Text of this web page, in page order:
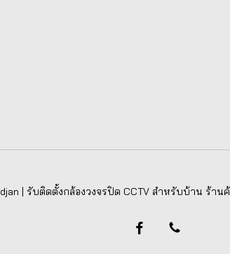
| รับติดตั้งกล้องวงจรปิด CCTV สำหรับบ้าน ร้านค้
facebookphone